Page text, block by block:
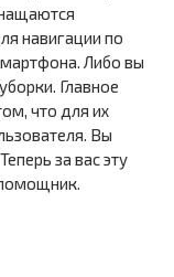
навигации по
Либо вы
Главное
что для их
Вы
за вас эту